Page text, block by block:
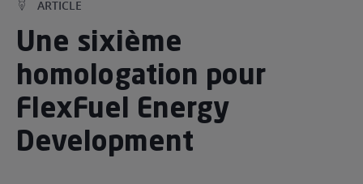
le Décalaminage
E85
du carburant avec
garagiste
ARTICLE
Une sixième
homologation pour
FlexFuel Energy
Development